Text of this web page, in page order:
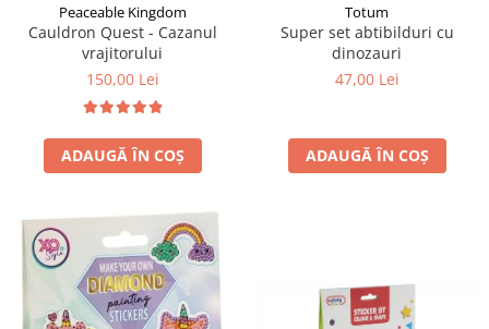
Peaceable Kingdom
Cauldron Quest - Cazanul
vrajitorului
150,00 Lei
ADAUGĂ ÎN COȘ
Totum
Super set abtibilduri cu
dinozauri
47,00 Lei
ADAUGĂ ÎN COȘ